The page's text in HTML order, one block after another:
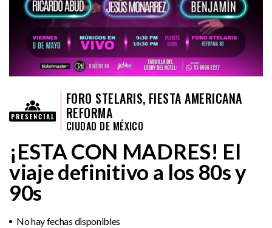
FORO STELARIS, FIESTA AMERICANA
REFORMA
CIUDAD DE MÉXICO
¡ESTA CON MADRES! El
viaje definitivo a los 80s y
90s
No hay fechas disponibles